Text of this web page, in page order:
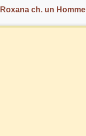
Roxana ch. un Homme